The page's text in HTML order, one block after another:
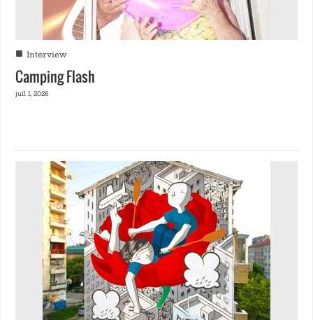
■ Interview
Camping Flash
juil 1, 2026